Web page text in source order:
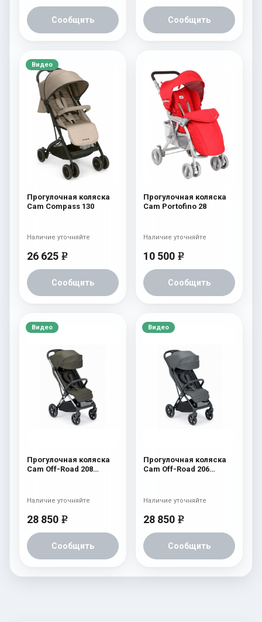
Сообщить Сообщить
Видео
Прогулочная коляска
Cam Compass 130
26 625 e
Сообщить
Наличие уточняйте
Прогулочная коляска
Cam Portofino 28
10 500 e
Сообщить
Наличие уточняйте
Видео
Прогулочная коляска
Cam Off-Road 208
28 850 e
Сообщить
Наличие уточняйте
Видео
Прогулочная коляска
Cam Off-Road 206
28 850 e
Сообщить
Наличие уточняйте